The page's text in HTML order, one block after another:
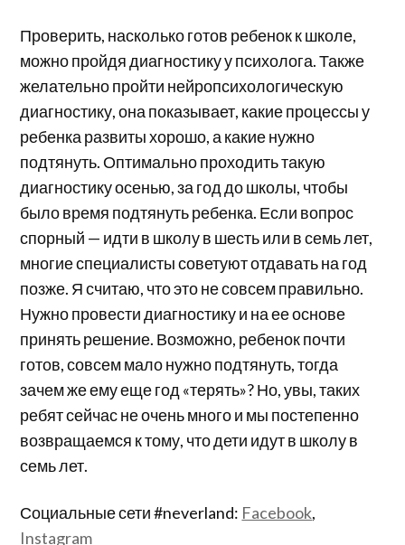
Проверить, насколько готов ребенок к школе,
можно пройдя диагностику у психолога. Также
желательно пройти нейропсихологическую
диагностику, она показывает, какие процессы у
ребенка развиты хорошо, а какие нужно
подтянуть. Оптимально проходить такую
диагностику осенью, за год до школы, чтобы
было время подтянуть ребенка. Если вопрос
спорный — идти в школу в шесть или в семь лет,
многие специалисты советуют отдавать на год
позже. Я считаю, что это не совсем правильно.
Нужно провести диагностику и на ее основе
принять решение. Возможно, ребенок почти
готов, совсем мало нужно подтянуть, тогда
зачем же ему еще год «терять»? Но, увы, таких
ребят сейчас не очень много и мы постепенно
возвращаемся к тому, что дети идут в школу в
семь лет.
Социальные сети #neverland: Facebook,
Instagram